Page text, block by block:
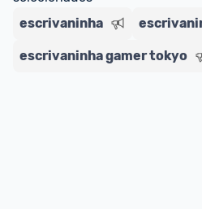
comentário ou através do
escrivaninha
escrivaninha gamer tokyo